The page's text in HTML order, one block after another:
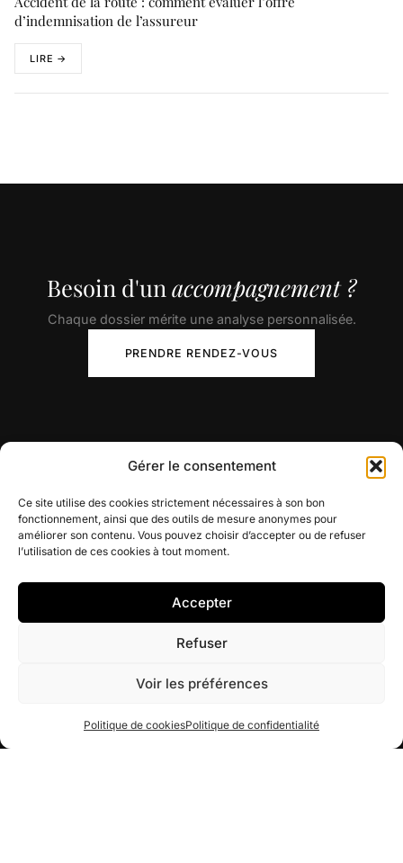
Gérer le consentement
Ce site utilise des cookies strictement nécessaires à son bon
fonctionnement, ainsi que des outils de mesure anonymes pour
améliorer son contenu. Vous pouvez choisir d’accepter ou de refuser
l’utilisation de ces cookies à tout moment.
Accepter
Refuser
Voir les préférences
Politique de cookiesPolitique de confidentialité
d’indemnisation de l’assureur
LIRE →
Besoin d'un accompagnement ?
Chaque dossier mérite une analyse personnalisée.
PRENDRE RENDEZ-VOUS
Seri Gueffie
Contentieux en droit des assurances - Lyon